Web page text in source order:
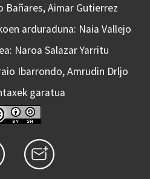
Bañares, Aimar Gutierrez
arduraduna: Naia Vallejo
Naroa Salazar Yarritu
Ibarrondo, Amrudin Drljo
garatua